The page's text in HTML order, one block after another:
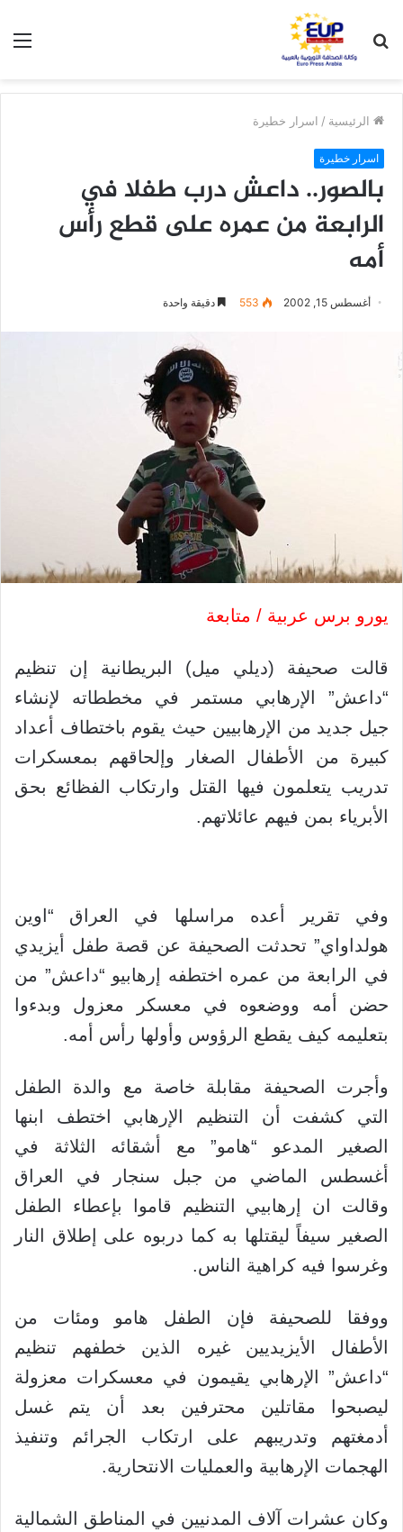
عن
الرئيسية / اسرار خطيرة
اسرار خطيرة
بالصور.. داعش درب طفلا في
الرابعة من عمره على قطع رأس
أمه
أغسطس 15, 2002 553 دقيقة واحدة
يورو برس عربية / متابعة
قالت صحيفة (ديلي ميل) البريطانية إن تنظيم
“داعش” الإرهابي مستمر في مخططاته لإنشاء
جيل جديد من الإرهابيين حيث يقوم باختطاف أعداد
كبيرة من الأطفال الصغار وإلحاقهم بمعسكرات
تدريب يتعلمون فيها القتل وارتكاب الفظائع بحق
الأبرياء بمن فيهم عائلاتهم.
وفي تقرير أعده مراسلها في العراق “اوين
هولداواي” تحدثت الصحيفة عن قصة طفل أيزيدي
في الرابعة من عمره اختطفه إرهابيو “داعش” من
حضن أمه ووضعوه في معسكر معزول وبدءوا
بتعليمه كيف يقطع الرؤوس وأولها رأس أمه.
وأجرت الصحيفة مقابلة خاصة مع والدة الطفل
التي كشفت أن التنظيم الإرهابي اختطف ابنها
الصغير المدعو “هامو” مع أشقائه الثلاثة في
أغسطس الماضي من جبل سنجار في العراق
وقالت ان إرهابيي التنظيم قاموا بإعطاء الطفل
الصغير سيفاً ليقتلها به كما دربوه على إطلاق النار
وغرسوا فيه كراهية الناس.
ووفقا للصحيفة فإن الطفل هامو ومئات من
الأطفال الأيزيديين غيره الذين خطفهم تنظيم
“داعش” الإرهابي يقيمون في معسكرات معزولة
ليصبحوا مقاتلين محترفين بعد أن يتم غسل
أدمغتهم وتدريبهم على ارتكاب الجرائم وتنفيذ
الهجمات الإرهابية والعمليات الانتحارية.
وكان عشرات آلاف المدنيين في المناطق الشمالية